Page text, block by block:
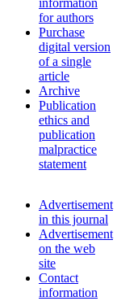
information
for authors
Purchase
digital version
of a single
article
Archive
Publication
ethics and
publication
malpractice
statement
Advertisement
in this journal
Advertisement
on the web
site
Contact
information